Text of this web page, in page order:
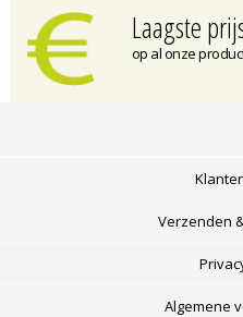
Laagste
op al onze
Verzenden
Algemene